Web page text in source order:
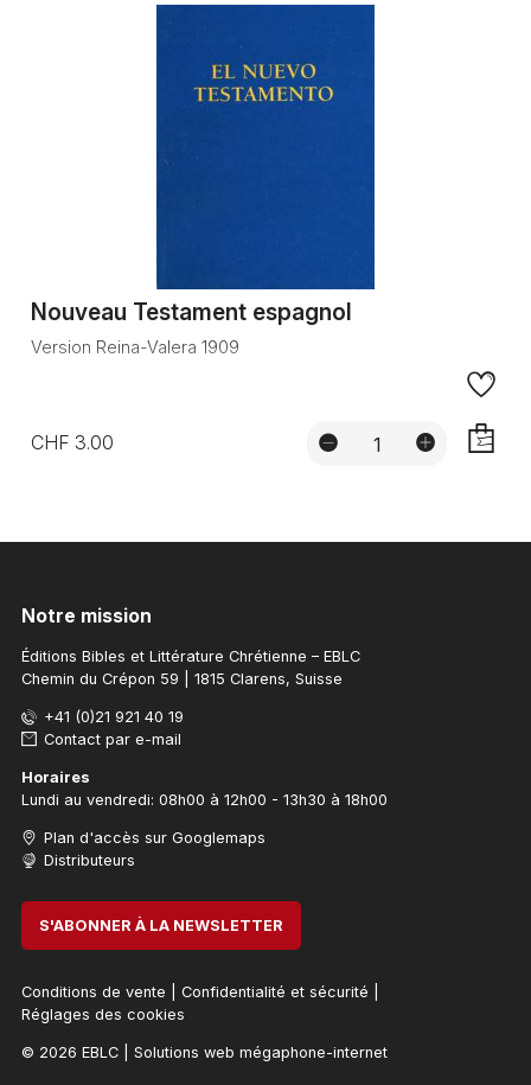
Nouveau Testament espagnol
Version Reina-Valera 1909
CHF 3.00
Notre mission
Éditions Bibles et Littérature Chrétienne – EBLC
Chemin du Crépon 59 | 1815 Clarens, Suisse
+41 (0)21 921 40 19
Contact par e-mail
Horaires
Lundi au vendredi: 08h00 à 12h00 - 13h30 à 18h00
Plan d'accès sur Googlemaps
Distributeurs
S'ABONNER À LA NEWSLETTER
Conditions de vente Confidentialité et sécurité
Réglages des cookies
© 2026 EBLC| Solutions web mégaphone-internet